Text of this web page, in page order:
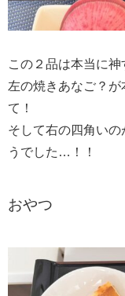
この２品は本当に
左の焼きあなご？が
て！
そして右の四角い
うでした…！！
おやつ